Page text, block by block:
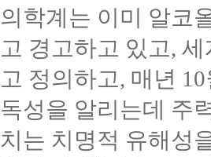
의학계는 이미 알코
고 경고하고 있고, 세
고 정의하고, 매년 10
독성을 알리는데 주
치는 치명적 유해성